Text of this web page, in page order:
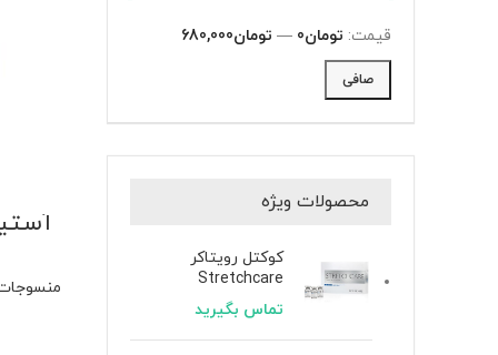
صافی
قيمت: تومان0 — تومان680,000
محصولات ویژه
کوکتل رویتاکر
Stretchcare
تماس بگیرید